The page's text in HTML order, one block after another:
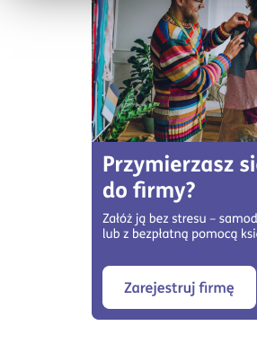
Outsourcing
Prowadzenie firmy
AI w biznesie(21)